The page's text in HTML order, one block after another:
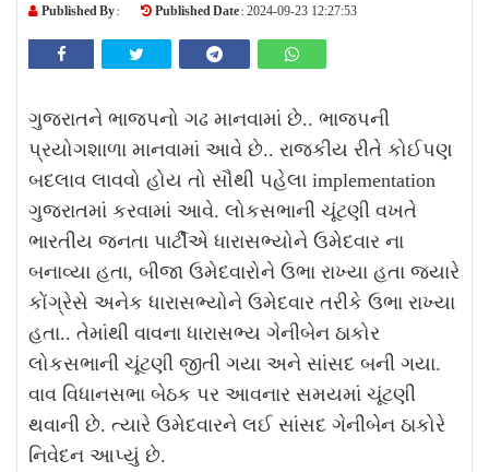
Published By : Published Date : 2024-09-23 12:27:53
ગુજરાતને ભાજપનો ગઢ માનવામાં છે.. ભાજપની
પ્રયોગશાળા માનવામાં આવે છે.. રાજકીય રીતે કોઈપણ
બદલાવ લાવવો હોય તો સૌથી પહેલા implementation
ગુજરાતમાં કરવામાં આવે. લોકસભાની ચૂંટણી વખતે
ભારતીય જનતા પાર્ટીએ ધારાસભ્યોને ઉમેદવાર ના
બનાવ્યા હતા, બીજા ઉમેદવારોને ઉભા રાખ્યા હતા જ્યારે
કોંગ્રેસે અનેક ધારાસભ્યોને ઉમેદવાર તરીકે ઉભા રાખ્યા
હતા.. તેમાંથી વાવના ધારાસભ્ય ગેનીબેન ઠાકોર
લોકસભાની ચૂંટણી જીતી ગયા અને સાંસદ બની ગયા.
વાવ વિધાનસભા બેઠક પર આવનાર સમયમાં ચૂંટણી
થવાની છે. ત્યારે ઉમેદવારને લઈ સાંસદ ગેનીબેન ઠાકોરે
નિવેદન આપ્યું છે.